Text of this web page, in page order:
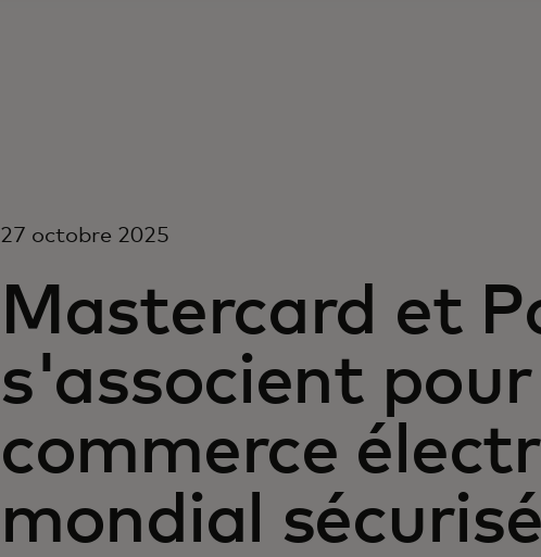
27 octobre 2025
Mastercard et
s'associent
commerce
mondial sécurisé